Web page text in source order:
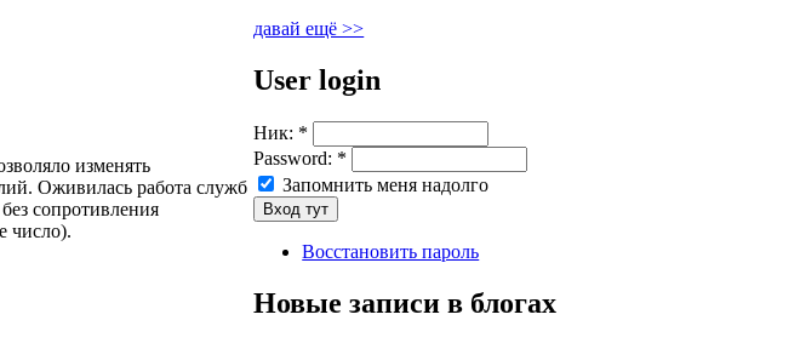
изменять
Оживилась работа служб
сопротивления
число).
давай ещё >>
User login
Ник: *
Password: *
Запомнить меня надолго
Восстановить пароль
Новые записи в блогах